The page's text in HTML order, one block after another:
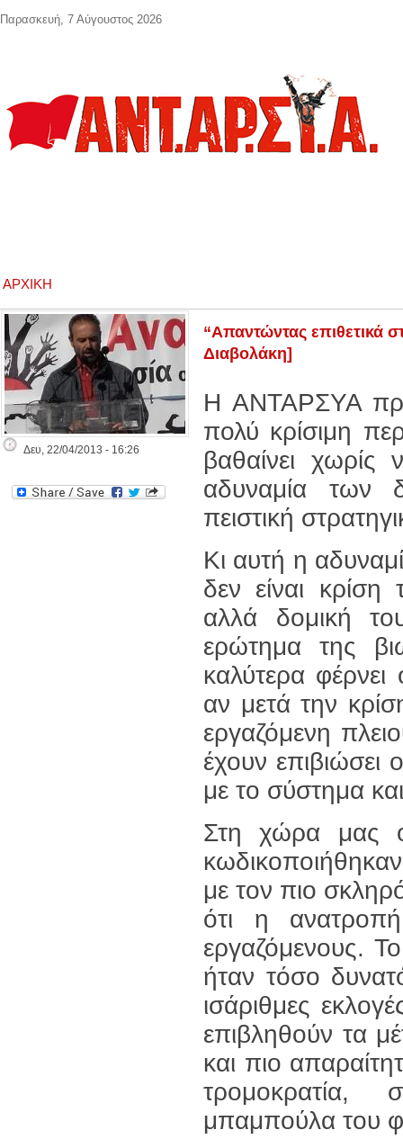
ΑΡΧΙΚΉ
Δευ, 22/04/2013 - 16:26
“Απαντώντας επιθετικά
Διαβολάκη]
Η ΑΝΤΑΡΣΥΑ
πολύ κρίσιμη
βαθαίνει χωρίς
αδυναμία των
πειστική
Κι αυτή η
δεν είναι
αλλά δομική
ερώτημα της
καλύτερα
αν μετά την
εργαζόμενη
έχουν επιβιώσει
με το σύστημα
Στη χώρα μας
με τον πιο
ότι η
εργαζόμενους.
ήταν τόσο
ισάριθμες
επιβληθούν τα
και πιο
τρομοκρατία,
μπαμπούλα του
Παρασκευή, 7 Αύγουστος 2026